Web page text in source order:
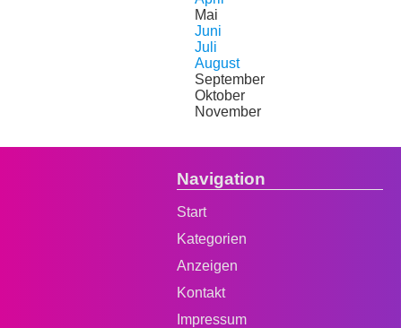
Mai
Juni
Juli
August
September
Oktober
November
Navigation
Start
Kategorien
Anzeigen
Kontakt
Impressum